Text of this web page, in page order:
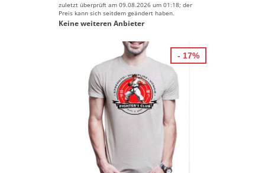
zuletzt überprüft am 09.08.2026 um 01:18; der
Preis kann sich seitdem geändert haben.
Keine weiteren Anbieter
- 17%